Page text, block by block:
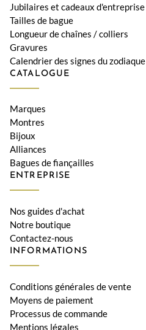
Jubilaires et cadeaux d'entreprise
Tailles de bague
Longueur de chaînes / colliers
Gravures
Calendrier des signes du zodiaque
CATALOGUE
Marques
Montres
Bijoux
Alliances
Bagues de fiançailles
ENTREPRISE
Nos guides d'achat
Notre boutique
Contactez-nous
INFORMATIONS
Conditions générales de vente
Moyens de paiement
Processus de commande
Mentions légales